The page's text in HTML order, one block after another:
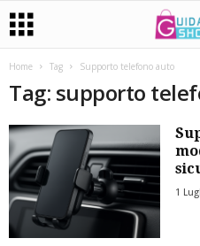
Home Tag Supporto telefono auto
Tag: supporto
1